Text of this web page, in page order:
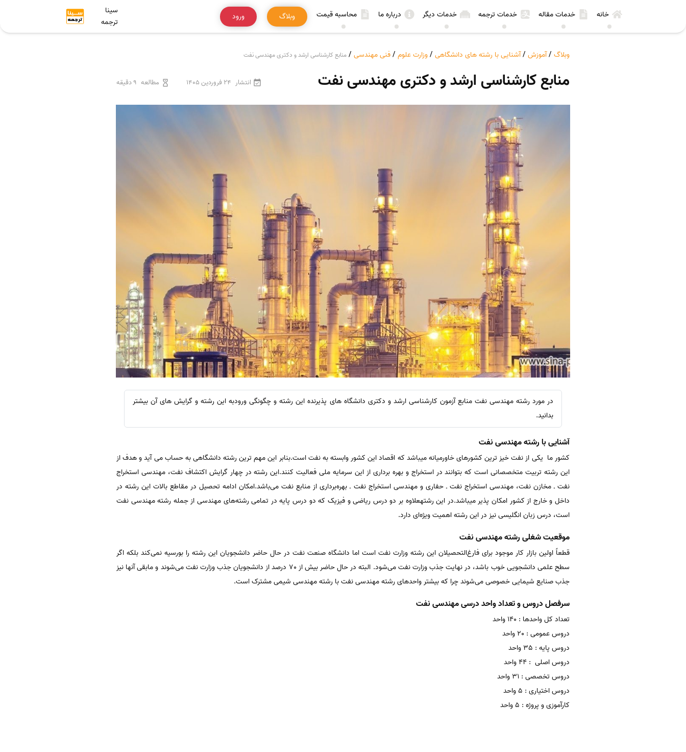
خانه خدمات مقاله خدمات ترجمه خدمات دیگر درباره ما محاسبه قیمت وبلاگ ورود
سینا
ترجمه
وبلاگ /آموزش /آشنایی با رشته های دانشگاهی /وزارت علوم /فنی مهندسی / منابع کارشناسی ارشد و دکتری مهندسی نفت
منابع کارشناسی ارشد و دکتری مهندسی نفت انتشار 24 فروردین 1405 مطالعه 9 دقیقه
در مورد رشته مهندسی نفت منابع آزمون کارشناسی ارشد و دکتری دانشگاه های پذیرنده این رشته و چگونگی ورودبه این رشته و گرایش های آن بیشتر
بدانید.
آشنایی با رشته مهندسی نفت
کشور ما یکی از نفت خیز ترین کشورهای خاورمیانه میباشد که اقصاد این کشور وابسته به نفت است.بنابر این مهم ترین رشته دانشگاهی به حساب می آید و هدف از
این رشته تربیت متخصصانی است که بتوانند در استخراج و بهره برداری از این سرمایه ملی فعالیت کنند.این رشته در چهار گرایش اکتشاف نفت، مهندسی استخراج
نفت ـ مخازن نفت، مهندسی استخراج نفت ـ حفاری و مهندسی استخراج نفت ـ بهره‌برداری از منابع نفت می‌باشد.امکان ادامه تحصیل در مقاطع بالات این رشته در
داخل و خارج از کشور امکان پذیر میباشد.در این رشتهعلاوه‌ بر دو درس‌ ریاضی‌ و فیزیک‌ که‌ دو درس‌ پایه‌ در تمامی‌ رشته‌های‌ مهندسی‌ از جمله‌ رشته‌ مهندسی‌ نفت‌
است‌، درس‌ زبان‌ انگلیسی‌ نیز در این‌ رشته‌ اهمیت‌ ویژه‌ای‌ دارد.
موقعیت شغلی رشته مهندسی نفت
قطعاً اولین‌ بازار کار موجود برای‌ فارغ‌التحصیلان‌ این‌ رشته‌ وزارت‌ نفت‌ است‌ اما دانشگاه‌ صنعت‌ نفت‌ در حال‌ حاضر دانشجویان‌ این‌ رشته‌ را بورسیه‌ نمی‌کند بلکه‌ اگر
سطح‌ علمی‌ دانشجویی‌ خوب‌ باشد، در نهایت‌ جذب‌ وزارت‌ نفت‌ می‌شود. البته‌ در حال‌ حاضر بیش‌ از 70 درصد از دانشجویان‌ جذب‌ وزارت‌ نفت‌ می‌شوند و مابقی‌ آنها نیز
جذب‌ صنایع‌ شیمایی‌ خصوصی‌ می‌شوند چرا که‌ بیشتر واحدهای‌ رشته‌ مهندسی‌ نفت‌ با رشته‌ مهندسی‌ شیمی‌ مشترک‌ است.
سرفصل دروس و تعداد واحد درسی مهندسی نفت
تعداد کل واحدها : 140 واحد
دروس عمومی : 20 واحد
دروس پایه : 35 واحد
دروس اصلی : 44 واحد
دروس تخصصی : 31 واحد
دروس اختیاری : 5 واحد
کارآموزی و پروژه : 5 واحد